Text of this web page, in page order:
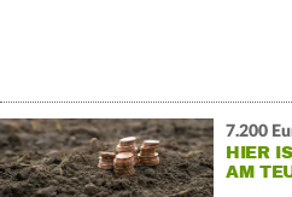
7.200
HIER
AM